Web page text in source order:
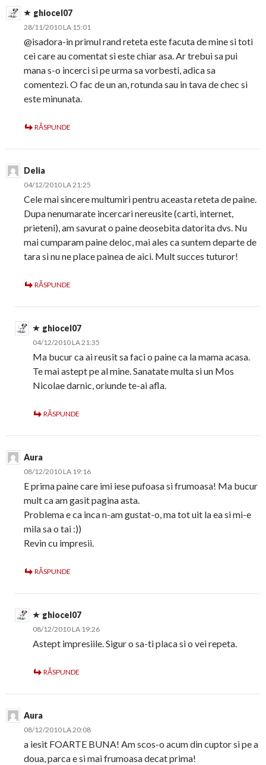
ghiocel07
28/11/2010 LA 15:01
@isadora-in primul rand reteta este facuta de mine si toti
cei care au comentat si este chiar asa. Ar trebui sa pui
mana s-o incerci si pe urma sa vorbesti, adica sa
comentezi. O fac de un an, rotunda sau in tava de chec si
este minunata.
RĂSPUNDE
Delia
04/12/2010 LA 21:25
Cele mai sincere multumiri pentru aceasta reteta de paine.
Dupa nenumarate incercari nereusite (carti, internet,
prieteni), am savurat o paine deosebita datorita dvs. Nu
mai cumparam paine deloc, mai ales ca suntem departe de
tara si nu ne place painea de aici. Mult succes tuturor!
RĂSPUNDE
ghiocel07
04/12/2010 LA 21:35
Ma bucur ca ai reusit sa faci o paine ca la mama acasa.
Te mai astept pe al mine. Sanatate multa si un Mos
Nicolae darnic, oriunde te-ai afla.
RĂSPUNDE
Aura
08/12/2010 LA 19:16
E prima paine care imi iese pufoasa si frumoasa! Ma bucur
mult ca am gasit pagina asta.
Problema e ca inca n-am gustat-o, ma tot uit la ea si mi-e
mila sa o tai :))
Revin cu impresii.
RĂSPUNDE
ghiocel07
08/12/2010 LA 19:26
Astept impresiile. Sigur o sa-ti placa si o vei repeta.
RĂSPUNDE
Aura
08/12/2010 LA 20:08
a iesit FOARTE BUNA! Am scos-o acum din cuptor si pe a
doua, parca e si mai frumoasa decat prima!